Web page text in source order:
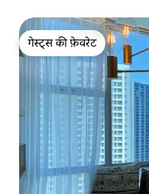
गेस्ट्स की फ़ेवरेट
गेस्ट्स की फ़ेवरेट